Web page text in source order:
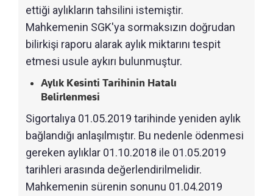
ettiği aylıkların tahsilini istemiştir.
Mahkemenin SGK'ya sormaksızın doğrudan
bilirkişi raporu alarak aylık miktarını tespit
etmesi usule aykırı bulunmuştur.
Aylık Kesinti Tarihinin Hatalı
Belirlenmesi
Sigortalıya 01.05.2019 tarihinde yeniden aylık
bağlandığı anlaşılmıştır. Bu nedenle ödenmesi
gereken aylıklar 01.10.2018 ile 01.05.2019
tarihleri arasında değerlendirilmelidir.
Mahkemenin sürenin sonunu 01.04.2019